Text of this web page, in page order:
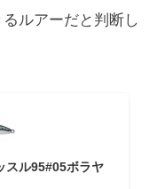
ルアーだと判断し
スル95#05ボラヤ